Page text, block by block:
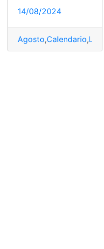
14/08/2024
Agosto,Calendario,Luna